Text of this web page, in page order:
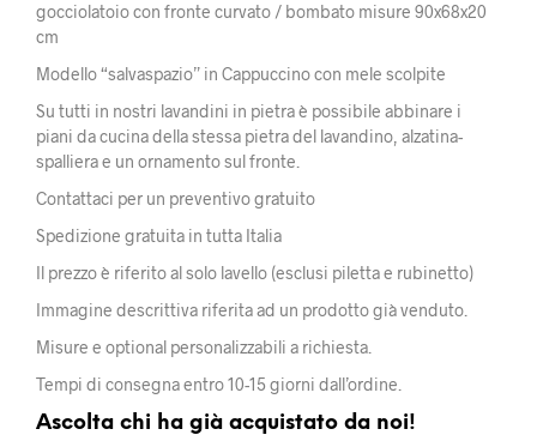
gocciolatoio con fronte curvato / bombato misure 90x68x20
cm
Modello “salvaspazio” in Cappuccino con mele scolpite
Su tutti in nostri lavandini in pietra è possibile abbinare i
piani da cucina della stessa pietra del lavandino, alzatina-
spalliera e un ornamento sul fronte.
Contattaci per un preventivo gratuito
Spedizione gratuita in tutta Italia
Il prezzo è riferito al solo lavello (esclusi piletta e rubinetto)
Immagine descrittiva riferita ad un prodotto già venduto.
Misure e optional personalizzabili a richiesta.
Tempi di consegna entro 10-15 giorni dall’ordine.
Ascolta chi ha già acquistato da noi!